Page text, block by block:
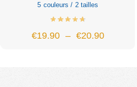
5 couleurs / 2 tailles
€19.90 – €20.90